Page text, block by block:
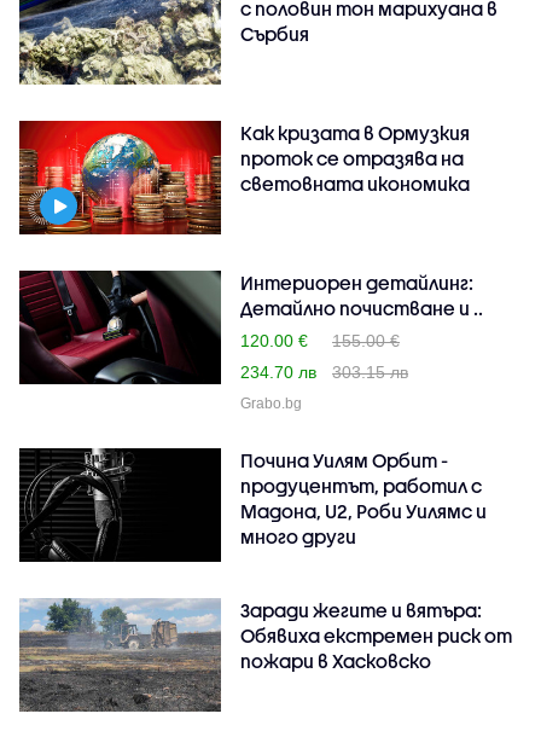
с половин тон марихуана в
Сърбия
Как кризата в Ормузкия
проток се отразява на
световната икономика
Интериорен детайлинг:
Детайлно почистване и ..
120.00 €
155.00 €
234.70 лв
303.15 лв
Grabo.bg
Почина Уилям Орбит -
продуцентът, работил с
Мадона, U2, Роби Уилямс и
много други
Заради жегите и вятъра:
Обявиха екстремен риск от
пожари в Хасковско